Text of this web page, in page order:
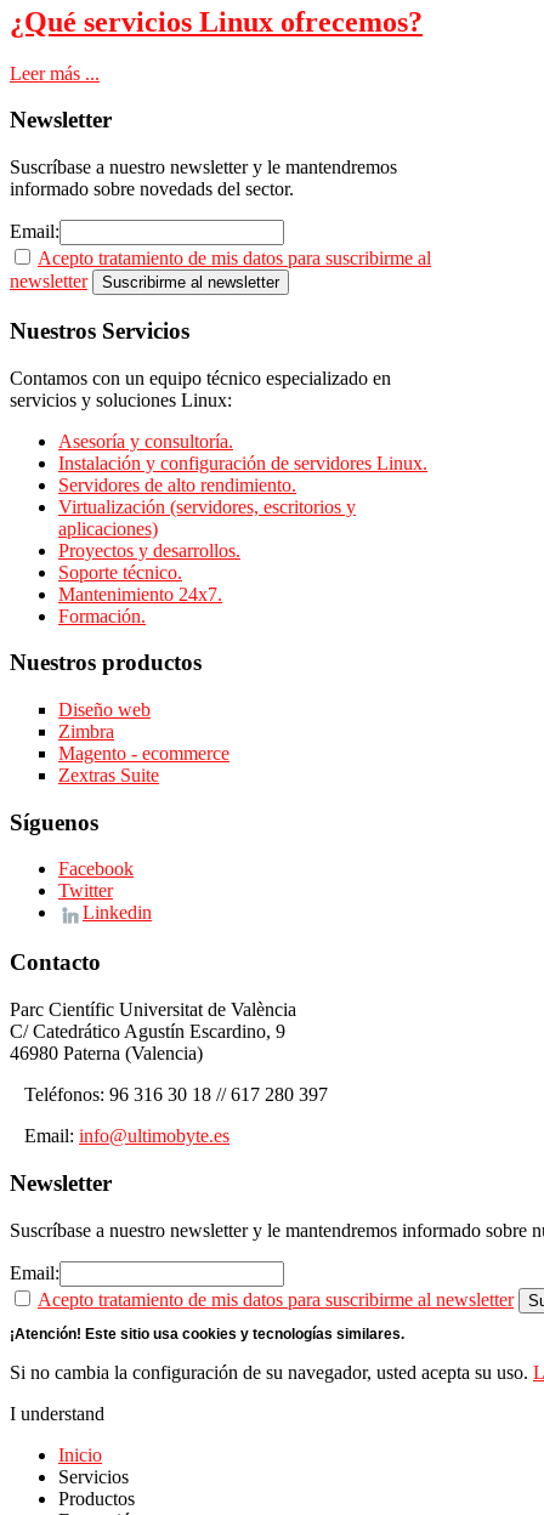
¿Qué servicios Linux ofrecemos?
Leer más ...
Newsletter
Suscríbase a nuestro newsletter y le mantendremos
informado sobre novedads del sector.
Email:
Acepto tratamiento de mis datos para suscribirme al
newsletter
Nuestros Servicios
Contamos con un equipo técnico especializado en
servicios y soluciones Linux:
Asesoría y consultoría.
Instalación y configuración de servidores Linux.
Servidores de alto rendimiento.
Virtualización (servidores, escritorios y
aplicaciones)
Proyectos y desarrollos.
Soporte técnico.
Mantenimiento 24x7.
Formación.
Nuestros productos
Diseño web
Zimbra
Magento - ecommerce
Zextras Suite
Síguenos
Facebook
Twitter
Linkedin
Contacto
Parc Científic Universitat de València
C/ Catedrático Agustín Escardino, 9
46980 Paterna (Valencia)
Teléfonos: 96 316 30 18 // 617 280 397
Email: info@ultimobyte.es
Newsletter
Suscríbase a nuestro newsletter y le mantendremos informado sobre
Email:
Acepto tratamiento de mis datos para suscribirme al newsletter
¡Atención! Este sitio usa cookies y tecnologías similares.
Si no cambia la configuración de su navegador, usted acepta su uso.
I understand
Inicio
Servicios
Productos